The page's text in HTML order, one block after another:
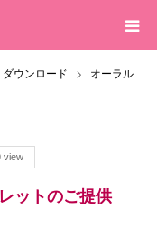
ダウンロード
オーラル
view
ットのご提供